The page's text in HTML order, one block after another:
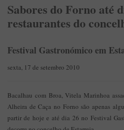
Sabores do Forno até
restaurantes do
Festival Gastronómico em
sexta, 17 de setembro 2010
Bacalhau com Broa, Vitela Marinhoa
Alheira de Caça no Forno são apenas
partir de hoje e até dia 26 no Festival